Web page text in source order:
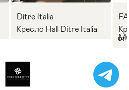
Ditre Italia
Кресло Hall Ditre Italia
от